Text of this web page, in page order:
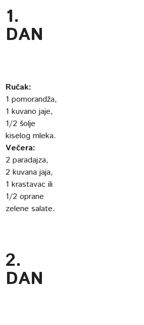
1.
DAN
Ručak:
1 pomorandža,
1 kuvano jaje,
1/2 šolje
kiselog mleka.
Večera:
2 paradajza,
2 kuvana jaja,
1 krastavac ili
1/2 oprane
zelene salate.
2.
DAN